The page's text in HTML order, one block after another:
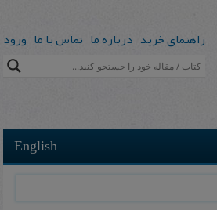
راهنمای خرید درباره ما تماس با ما ورود
English